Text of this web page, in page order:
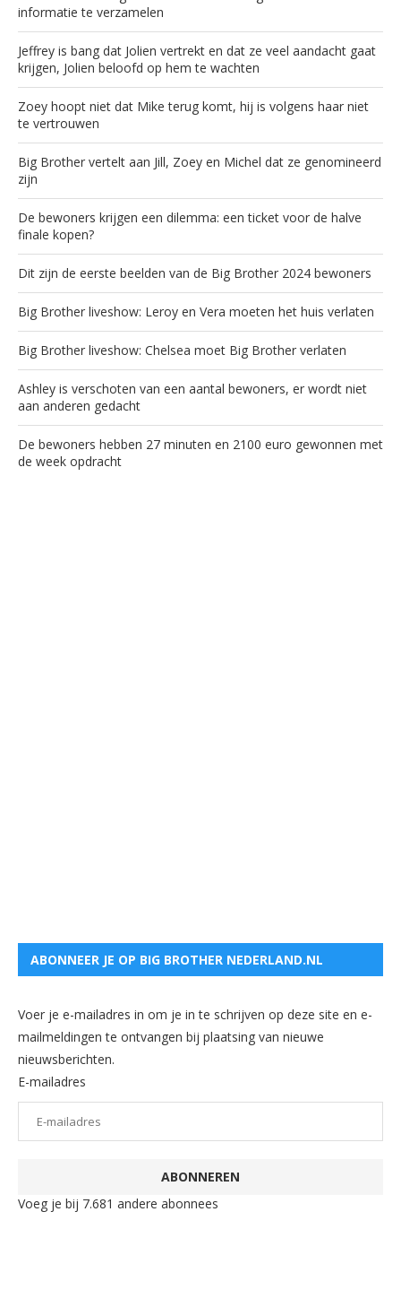
informatie te verzamelen
Jeffrey is bang dat Jolien vertrekt en dat ze veel aandacht gaat
krijgen, Jolien beloofd op hem te wachten
Zoey hoopt niet dat Mike terug komt, hij is volgens haar niet
te vertrouwen
Big Brother vertelt aan Jill, Zoey en Michel dat ze genomineerd
zijn
De bewoners krijgen een dilemma: een ticket voor de halve
finale kopen?
Dit zijn de eerste beelden van de Big Brother 2024 bewoners
Big Brother liveshow: Leroy en Vera moeten het huis verlaten
Big Brother liveshow: Chelsea moet Big Brother verlaten
Ashley is verschoten van een aantal bewoners, er wordt niet
aan anderen gedacht
De bewoners hebben 27 minuten en 2100 euro gewonnen met
de week opdracht
ABONNEER JE OP BIG BROTHER NEDERLAND.NL
Voer je e-mailadres in om je in te schrijven op deze site en e-
mailmeldingen te ontvangen bij plaatsing van nieuwe
nieuwsberichten.
E-mailadres
ABONNEREN
Voeg je bij 7.681 andere abonnees